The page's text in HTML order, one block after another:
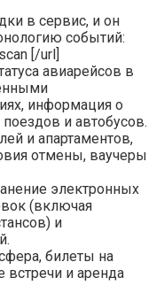
в сервис, и он
событий:
[/url]
авиарейсов в
информация о
и автобусов.
и апартаментов,
отмены, ваучеры
электронных
(включая
и
билеты на
встречи и аренда